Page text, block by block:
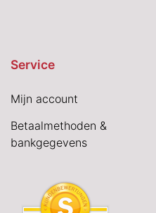
Service
Mijn account
Betaalmethoden &
bankgegevens